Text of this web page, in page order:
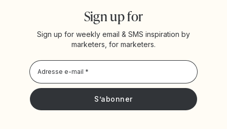
Sign up for
Sign up for weekly email & SMS inspiration by
marketers, for marketers.